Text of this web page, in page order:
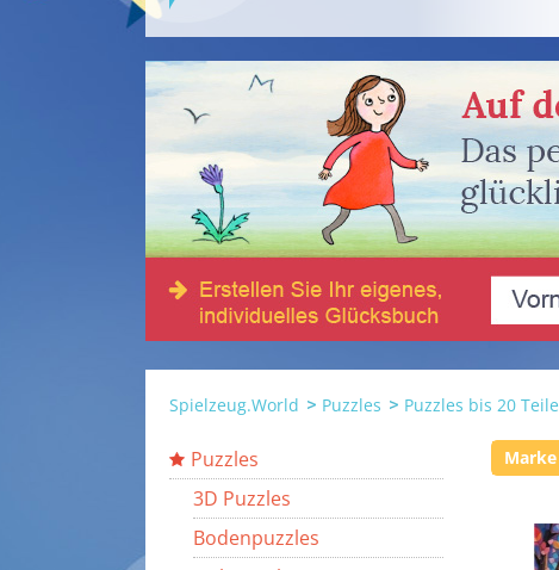
Spielzeug.World Puzzles Puzzles bis 20 Teile
Puzzles
3D Puzzles
Bodenpuzzles
Marke